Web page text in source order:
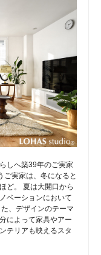
しへ築39年のご実家
ご実家は、冬になると
ど。 夏は大開口から
ベーションにおいて
、デザインのテーマ
によって家具やアー
テリアも映えるスタ